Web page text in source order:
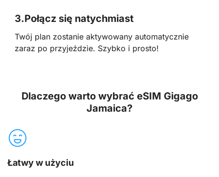
3.Połącz się natychmiast
Twój plan zostanie aktywowany automatycznie
zaraz po przyjeździe. Szybko i prosto!
Dlaczego warto wybrać eSIM Gigago
Jamaica?
Łatwy w użyciu